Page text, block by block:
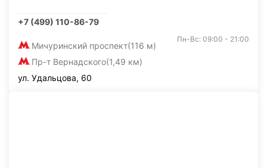
+7 (499) 110-86-79
Мичуринский проспект(116 м)
Пр-т Вернадского(1,49 км)
Пн-Вс: 09:00 - 21:00
ул. Удальцова, 60